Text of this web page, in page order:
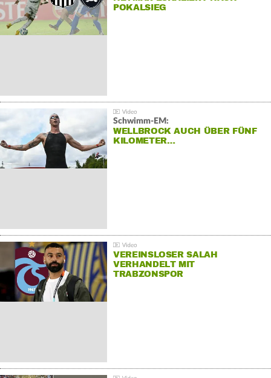
POKALSIEG
Schwimm-EM:
WELLBROCK AUCH ÜBER FÜNF
KILOMETER…
VEREINSLOSER SALAH
VERHANDELT MIT
TRABZONSPOR